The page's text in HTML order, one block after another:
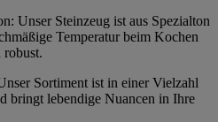
Unser Steinzeug ist aus Spezialton
Temperatur beim Kochen
Sortiment ist in einer Vielzahl
bringt lebendige Nuancen in Ihre